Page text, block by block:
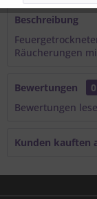
Beschreibung
Räucherungen
Bewertungen
0
Bewertungen
Kunden kauften